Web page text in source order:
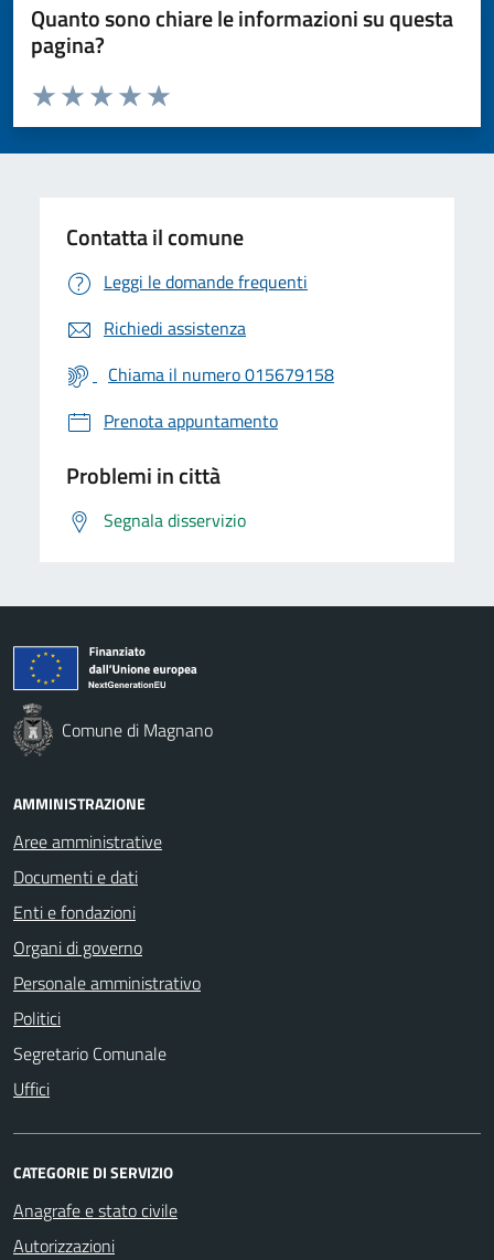
Quanto sono chiare le informazioni su questa
pagina?
Valuta da 1 a 5 stelle la pagina
Valuta 5 stelle su 5
Valuta 4 stelle su 5
Valuta 3 stelle su 5
Valuta 2 stelle su 5
Valuta 1 stelle su 5
Contatta il comune
Leggi le domande frequenti
Richiedi assistenza
Chiama il numero 015679158
Prenota appuntamento
Problemi in città
Segnala disservizio
Comune di Magnano
AMMINISTRAZIONE
Aree amministrative
Documenti e dati
Enti e fondazioni
Organi di governo
Personale amministrativo
Politici
Segretario Comunale
Uffici
CATEGORIE DI SERVIZIO
Anagrafe e stato civile
Autorizzazioni